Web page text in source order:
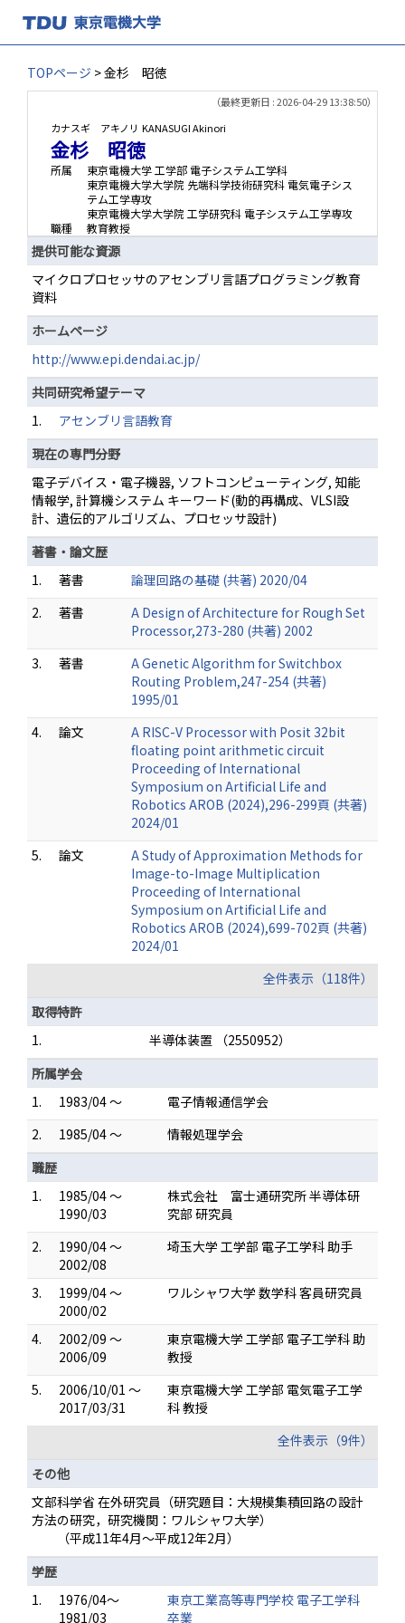
TOPページ > 金杉 昭徳
（最終更新日 : 2026-04-29 13:38:50）
カナスギ アキノリ KANASUGI Akinori
金杉 昭徳
所属
東京電機大学 工学部 電子システム工学科
東京電機大学大学院 先端科学技術研究科 電気電子シス
テム工学専攻
東京電機大学大学院 工学研究科 電子システム工学専攻
職種
教育教授
提供可能な資源
マイクロプロセッサのアセンブリ言語プログラミング教育
資料
ホームページ
http://www.epi.dendai.ac.jp/
共同研究希望テーマ
1.
アセンブリ言語教育
現在の専門分野
電子デバイス・電子機器, ソフトコンピューティング, 知能
情報学, 計算機システム キーワード(動的再構成、VLSI設
計、遺伝的アルゴリズム、プロセッサ設計)
著書・論文歴
1.
著書
論理回路の基礎 (共著) 2020/04
2.
著書
A Design of Architecture for Rough Set
Processor,273-280 (共著) 2002
3.
著書
A Genetic Algorithm for Switchbox
Routing Problem,247-254 (共著)
1995/01
4.
論文
A RISC-V Processor with Posit 32bit
floating point arithmetic circuit
Proceeding of International
Symposium on Artificial Life and
Robotics AROB (2024),296-299頁 (共著)
2024/01
5.
論文
A Study of Approximation Methods for
Image-to-Image Multiplication
Proceeding of International
Symposium on Artificial Life and
Robotics AROB (2024),699-702頁 (共著)
2024/01
全件表示（118件）
取得特許
1.
半導体装置 （2550952）
所属学会
1.
1983/04 ～
電子情報通信学会
2.
1985/04 ～
情報処理学会
職歴
1.
1985/04 ～
1990/03
株式会社 富士通研究所 半導体研
究部 研究員
2.
1990/04 ～
2002/08
埼玉大学 工学部 電子工学科 助手
3.
1999/04 ～
2000/02
ワルシャワ大学 数学科 客員研究員
4.
2002/09 ～
2006/09
東京電機大学 工学部 電子工学科 助
教授
5.
2006/10/01 ～
2017/03/31
東京電機大学 工学部 電気電子工学
科 教授
全件表示（9件）
その他
文部科学省 在外研究員（研究題目：大規模集積回路の設計
方法の研究，研究機関：ワルシャワ大学）
（平成11年4月～平成12年2月）
学歴
1.
1976/04～
1981/03
東京工業高等専門学校 電子工学科
卒業